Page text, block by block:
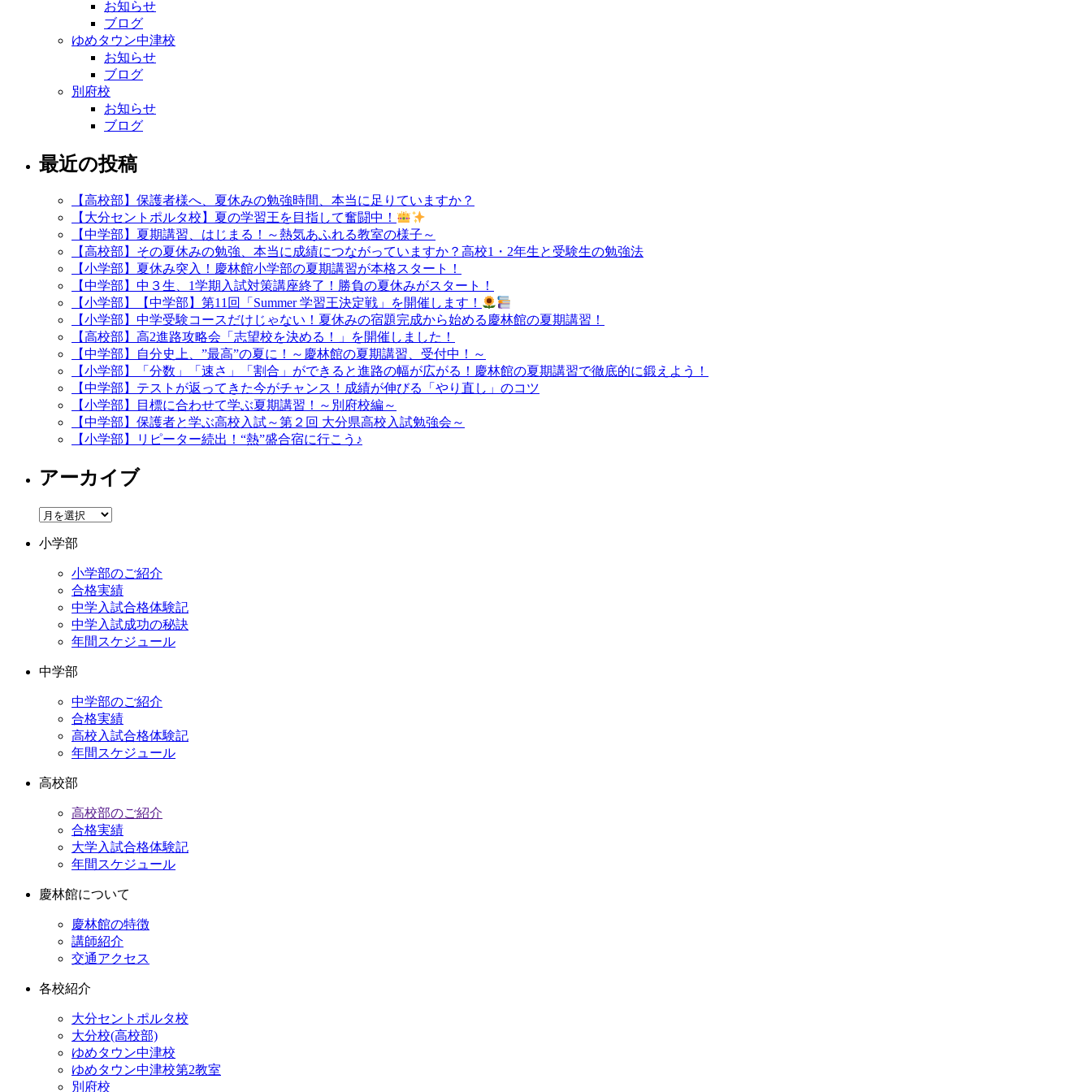
お知らせ
ブログ
ゆめタウン中津校
お知らせ
ブログ
別府校
お知らせ
ブログ
最近の投稿
【高校部】保護者様へ、夏休みの勉強時間、本当に足りていますか？
【大分セントポルタ校】夏の学習王を目指して奮闘中！
【中学部】夏期講習、はじまる！～熱気あふれる教室の様子～
【高校部】その夏休みの勉強、本当に成績につながっていますか？高校1・2年生と受験生の勉強法
【小学部】夏休み突入！慶林館小学部の夏期講習が本格スタート！
【中学部】中３生、1学期入試対策講座終了！勝負の夏休みがスタート！
【小学部】【中学部】第11回「Summer 学習王決定戦」を開催します！
【小学部】中学受験コースだけじゃない！夏休みの宿題完成から始める慶林館の夏期講習！
【高校部】高2進路攻略会「志望校を決める！」を開催しました！
【中学部】自分史上、”最高”の夏に！～慶林館の夏期講習、受付中！～
【小学部】「分数」「速さ」「割合」ができると進路の幅が広がる！慶林館の夏期講習で徹底的に鍛えよう！
【中学部】テストが返ってきた今がチャンス！成績が伸びる「やり直し」のコツ
【小学部】目標に合わせて学ぶ夏期講習！～別府校編～
【中学部】保護者と学ぶ高校入試～第２回 大分県高校入試勉強会～
【小学部】リピーター続出！“熱”盛合宿に行こう♪
アーカイブ
ア
カ
小学部
小学部のご紹介
合格実績
中学入試合格体験記
中学入試成功の秘訣
年間スケジュール
中学部
中学部のご紹介
合格実績
高校入試合格体験記
年間スケジュール
高校部
高校部のご紹介
合格実績
大学入試合格体験記
年間スケジュール
慶林館について
慶林館の特徴
講師紹介
交通アクセス
各校紹介
大分セントポルタ校
大分校(高校部)
ゆめタウン中津校
ゆめタウン中津校第2教室
別府校